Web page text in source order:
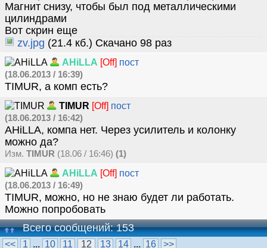
Магнит снизу, чтобы был под металлическими
цилиндрами
Вот скрин еще
zv.jpg (21.4 кб.) Скачано 98 раз
AHiLLA [Off] пост
(18.06.2013 / 16:39)
TIMUR, а комп есть?
TIMUR [Off] пост
(18.06.2013 / 16:42)
AHiLLA, компа нет. Через усилитель и колонку
можно да?
Изм. TIMUR (18.06 / 16:46) (1)
AHiLLA [Off] пост
(18.06.2013 / 16:49)
TIMUR, можно, но не знаю будет ли работать.
Можно попробовать
Всего сообщений: 153
<< 1 ... 10 11 12 13 14 ... 16 >>